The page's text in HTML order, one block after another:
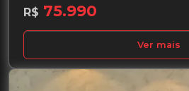
R$ 75.990
Ver mais